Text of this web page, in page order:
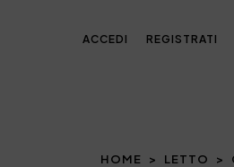
ACCEDI REGISTRATI
HOME LETTO